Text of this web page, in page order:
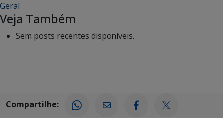
Geral
Veja Também
Sem posts recentes disponíveis.
Compartilhe: